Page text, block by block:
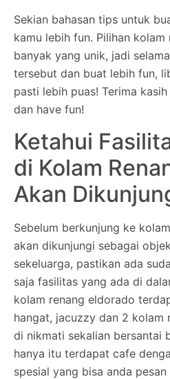
Sekian bahasan tips untuk
kamu lebih fun. Pilihan kolam
banyak yang unik, jadi
tersebut dan buat lebih fun,
pasti lebih puas! Terima
dan have fun!
Ketahui
di Kolam
Akan
Sebelum berkunjung ke
akan dikunjungi sebagai
sekeluarga, pastikan ada
saja fasilitas yang ada di
kolam renang eldorado
hangat, jacuzzy dan 2 kolam
di nikmati sekalian bersantai
hanya itu terdapat cafe
spesial yang bisa anda